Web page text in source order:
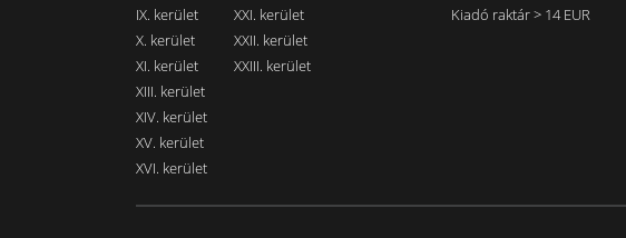
IX. kerület
X. kerület
XI. kerület
XIII. kerület
XIV. kerület
XV. kerület
XVI. kerület
XXI. kerület
XXII. kerület
XXIII. kerület
Kiadó raktár > 14 EUR